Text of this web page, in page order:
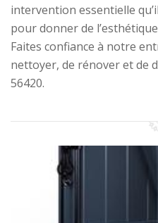
intervention essentielle
pour donner de
Faites confiance à notre
nettoyer, de rénover et de
56420.